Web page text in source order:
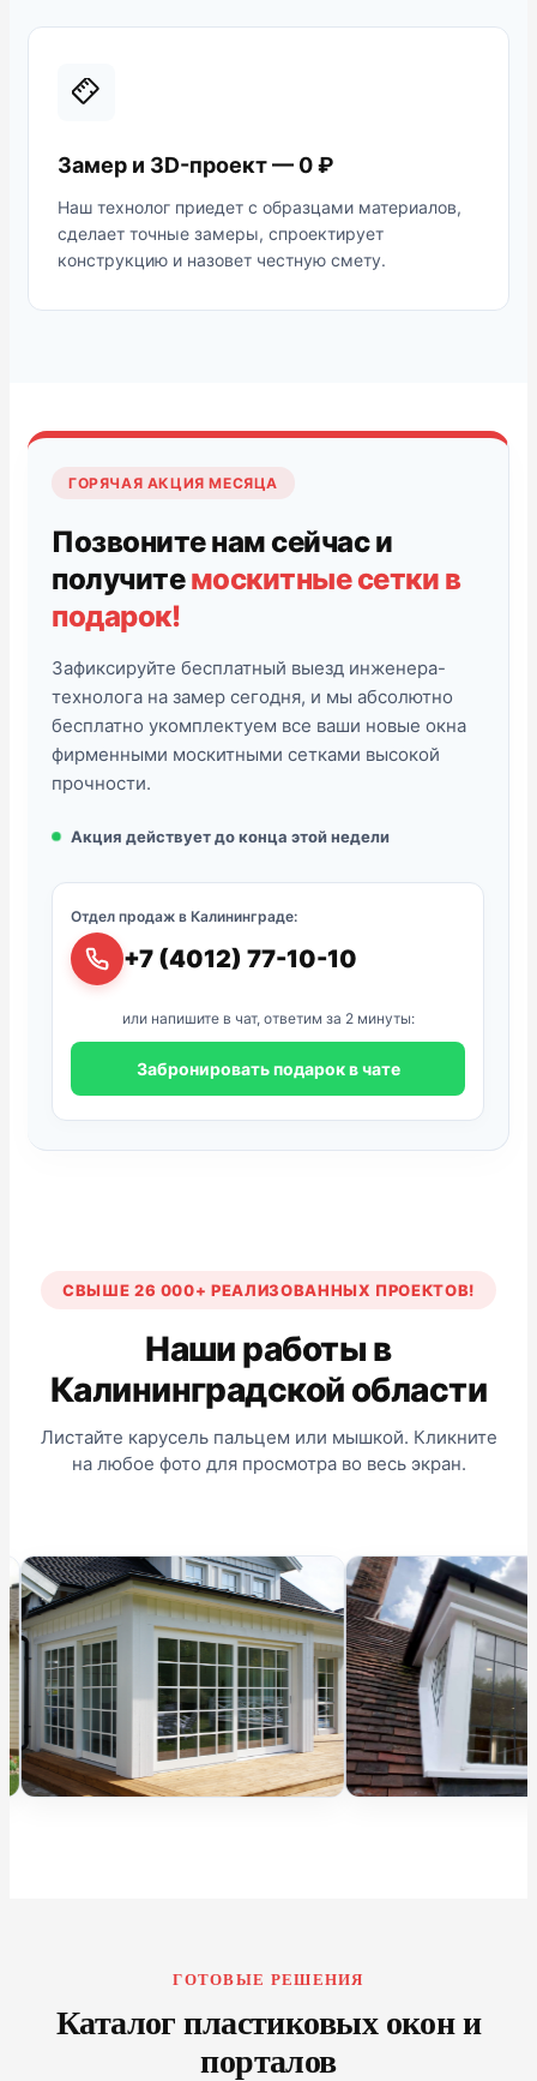
Замер и 3D-проект — 0 ₽
Наш технолог приедет с образцами материалов,
сделает точные замеры, спроектирует
конструкцию и назовет честную смету.
ГОРЯЧАЯ АКЦИЯ МЕСЯЦА
Позвоните нам сейчас и
получитемоскитные сетки в
подарок!
Зафиксируйте бесплатный выезд инженера-
технолога на замер сегодня, и мы абсолютно
бесплатно укомплектуем все ваши новые окна
фирменными москитными сетками высокой
прочности.
Акция действует до конца этой недели
Отдел продаж в Калининграде:
+7 (4012) 77-10-10
или напишите в чат, ответим за 2 минуты:
Забронировать подарок в чате
СВЫШЕ 26 000+ РЕАЛИЗОВАННЫХ ПРОЕКТОВ!
Наши работы в
Калининградской области
Листайте карусель пальцем или мышкой. Кликните
на любое фото для просмотра во весь экран.
ГОТОВЫЕ РЕШЕНИЯ
Каталог пластиковых окон и
порталов